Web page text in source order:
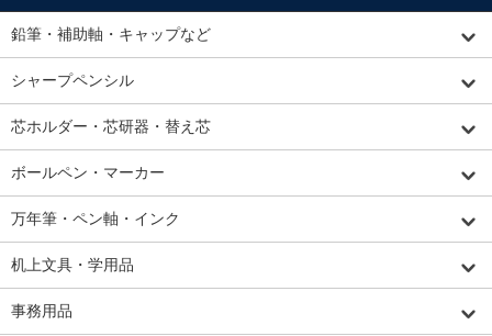
鉛筆・補助軸・キャップなど
シャープペンシル
芯ホルダー・芯研器・替え芯
ボールペン・マーカー
万年筆・ペン軸・インク
机上文具・学用品
事務用品